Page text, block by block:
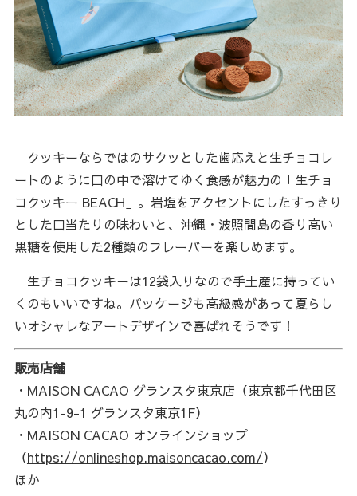
クッキーならではのサクッとした歯応えと生チョコレ
ートのように口の中で溶けてゆく食感が魅力の「生チョ
コクッキー BEACH」。岩塩をアクセントにしたすっきり
とした口当たりの味わいと、沖縄・波照間島の香り高い
黒糖を使用した2種類のフレーバーを楽しめます。
生チョコクッキーは12袋入りなので手土産に持ってい
くのもいいですね。パッケージも高級感があって夏らし
いオシャレなアートデザインで喜ばれそうです！
販売店舗
・MAISON CACAO グランスタ東京店（東京都千代田区
丸の内1-9-1 グランスタ東京1F）
・MAISON CACAO オンラインショップ
（https://onlineshop.maisoncacao.com/）
ほか